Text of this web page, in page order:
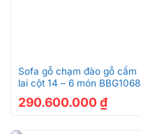
Sofa gỗ chạm đào gỗ cẩm
lai cột 14 – 6 món BBG1068
290.600.000 ₫